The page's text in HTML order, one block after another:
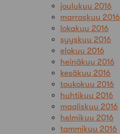
joulukuu 2016
marraskuu 2016
lokakuu 2016
syyskuu 2016
elokuu 2016
heinäkuu 2016
kesäkuu 2016
toukokuu 2016
huhtikuu 2016
maaliskuu 2016
helmikuu 2016
tammikuu 2016